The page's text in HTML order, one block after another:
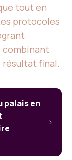
tout en
protocoles
combinant
résultat final.
palais en